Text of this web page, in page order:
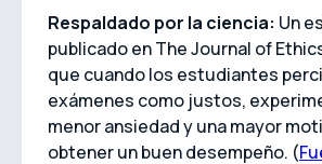
Respaldado por la ciencia: Un
publicado en The Journal of
que cuando los estudiantes
exámenes como justos,
menor ansiedad y una mayor
obtener un buen desempeño. (